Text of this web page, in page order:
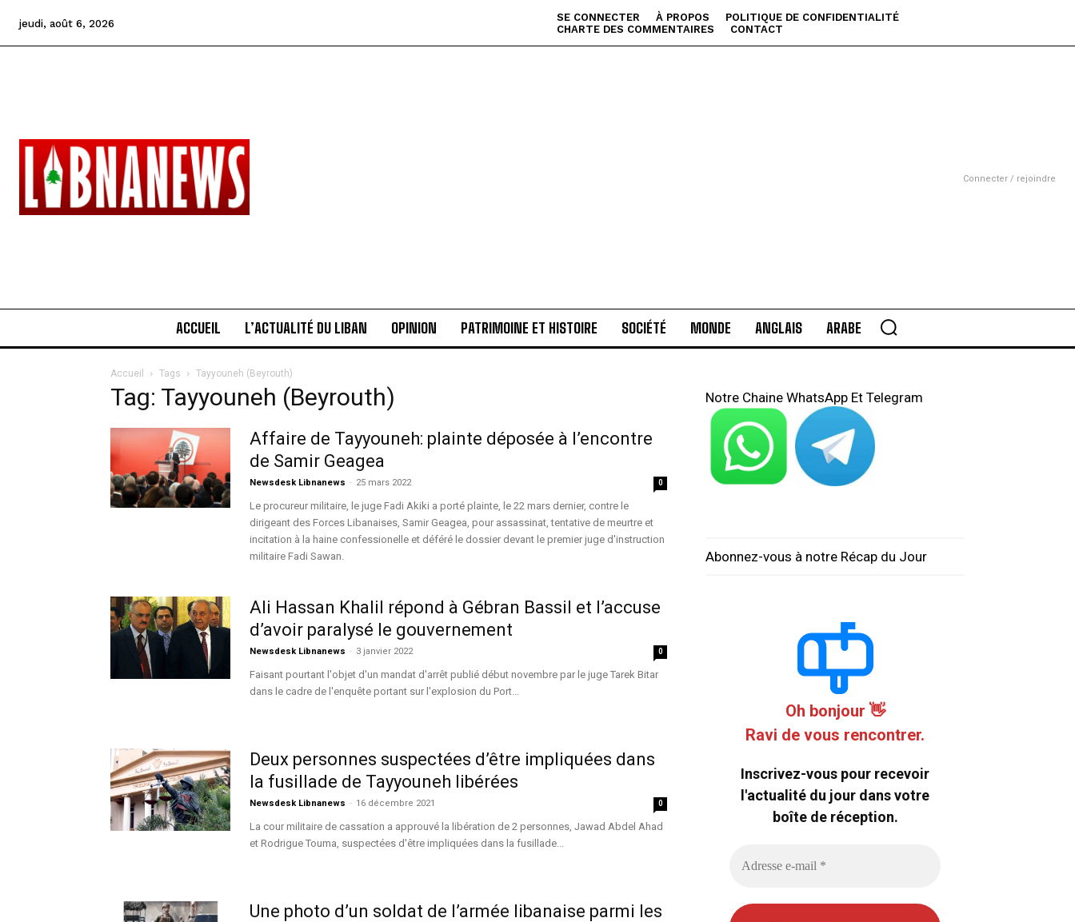
jeudi, août 6, 2026 SE CONNECTER À PROPOS
POLITIQUE DE CONFIDENTIALITÉ
CHARTE DES COMMENTAIRES
CONTACT
Connecter / rejoindre
ACCUEIL L’ACTUALITÉ DU LIBAN OPINION PATRIMOINE ET HISTOIRE SOCIÉTÉ MONDE ANGLAIS ARABE
Accueil Tags Tayyouneh (Beyrouth)
Tag: Tayyouneh (Beyrouth)
Affaire de Tayyouneh: plainte déposée à l’encontre
de Samir Geagea
Newsdesk Libnanews - 25 mars 2022 0
Le procureur militaire, le juge Fadi Akiki a porté plainte, le 22 mars dernier, contre le
dirigeant des Forces Libanaises, Samir Geagea, pour assassinat, tentative de meurtre et
incitation à la haine confessionelle et déféré le dossier devant le premier juge d'instruction
militaire Fadi Sawan.
Ali Hassan Khalil répond à Gébran Bassil et l’accuse
d’avoir paralysé le gouvernement
Newsdesk Libnanews - 3 janvier 2022 0
Faisant pourtant l'objet d'un mandat d'arrêt publié début novembre par le juge Tarek Bitar
dans le cadre de l'enquête portant sur l'explosion du Port...
Deux personnes suspectées d’être impliquées dans
la fusillade de Tayyouneh libérées
Newsdesk Libnanews - 16 décembre 2021 0
La cour militaire de cassation a approuvé la libération de 2 personnes, Jawad Abdel Ahad
et Rodrigue Touma, suspectées d'être impliquées dans la fusillade...
Une photo d’un soldat de l’armée libanaise parmi les
Notre Chaine WhatsApp Et Telegram
Abonnez-vous à notre Récap du Jour
Oh bonjour 👋
Ravi de vous rencontrer.
Inscrivez-vous pour recevoir
l'actualité du jour dans votre
boîte de réception.